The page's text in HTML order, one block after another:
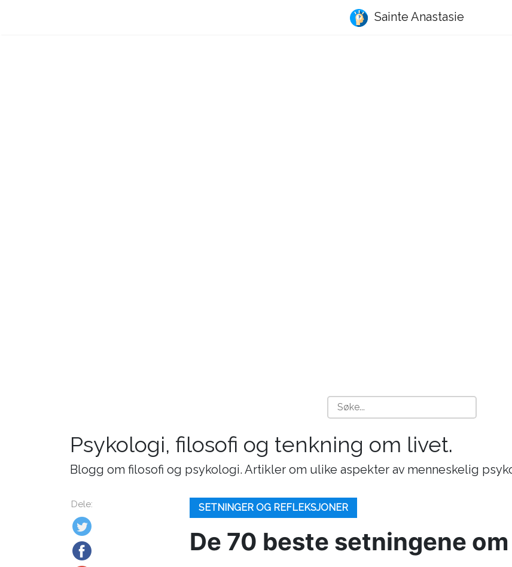
Sainte Anastasie
Psykologi, filosofi og tenkning om livet.
Blogg om filosofi og psykologi. Artikler om ulike aspekter av menneskelig
Dele: SETNINGER OG REFLEKSJONER
De 70 beste setningene